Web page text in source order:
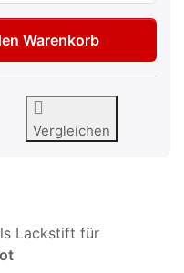
für Mercedes LKW
Warenkorb
Vergleichen
Lackstift für